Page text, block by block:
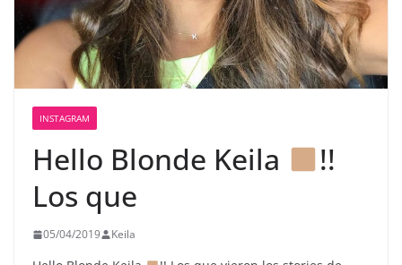
INSTAGRAM
Hello Blonde Keila
!!
Los que
05/04/2019 Keila